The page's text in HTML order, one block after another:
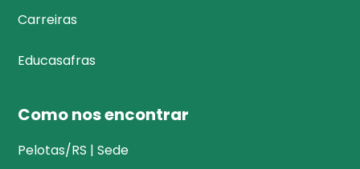
Carreiras
Educasafras
Como nos encontrar
Pelotas/RS | Sede